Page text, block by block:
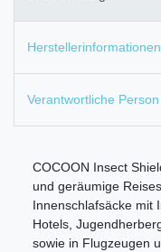
Herstellerinformationen
Verantwortliche
COCOON Insect
und geräumige
Innenschlafsäcke mit
Hotels,
sowie in Flugzeugen